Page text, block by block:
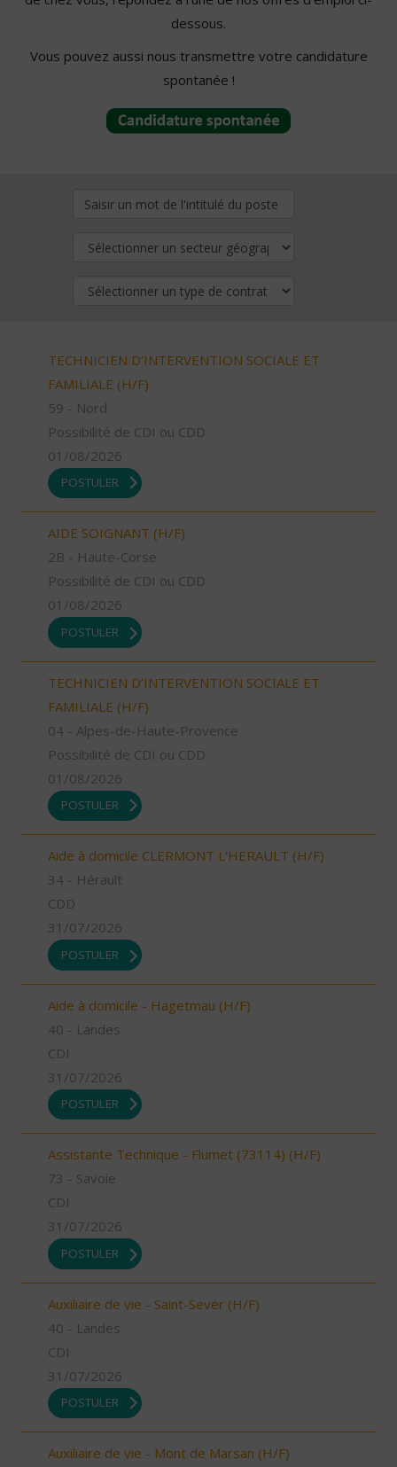
dessous.
Vous pouvez aussi nous transmettre votre candidature
spontanée !
TECHNICIEN D’INTERVENTION SOCIALE ET
FAMILIALE (H/F)
59 - Nord
Possibilité de CDI ou CDD
01/08/2026
POSTULER
AIDE SOIGNANT (H/F)
2B - Haute-Corse
Possibilité de CDI ou CDD
01/08/2026
POSTULER
TECHNICIEN D’INTERVENTION SOCIALE ET
FAMILIALE (H/F)
04 - Alpes-de-Haute-Provence
Possibilité de CDI ou CDD
01/08/2026
POSTULER
Aide à domicile CLERMONT L'HERAULT (H/F)
34 - Hérault
CDD
31/07/2026
POSTULER
Aide à domicile - Hagetmau (H/F)
40 - Landes
CDI
31/07/2026
POSTULER
Assistante Technique - Flumet (73114) (H/F)
73 - Savoie
CDI
31/07/2026
POSTULER
Auxiliaire de vie - Saint-Sever (H/F)
40 - Landes
CDI
31/07/2026
POSTULER
Auxiliaire de vie - Mont de Marsan (H/F)